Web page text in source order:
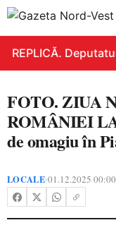
REPLICĂ.
FOTO. ZIUA
ROMÂNIEI
de omagiu în
LOCALE•01.12.2025 00:00